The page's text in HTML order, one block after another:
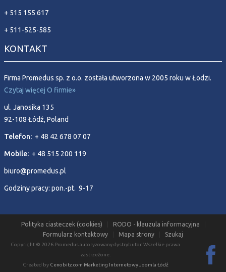
+ 515 155 617
+ 511-525-585
KONTAKT
Firma Promedus sp. z o.o. została utworzona w 2005 roku w Łodzi.
Czytaj więcej O firmie»
ul. Janosika 135
92-108 Łódź, Poland
Telefon: + 48 42 678 07 07
Mobile: + 48 515 200 119
biuro@promedus.pl
Godziny pracy: pon.-pt. 9-17
Polityka ciasteczek (cookies)
RODO - klauzula informacyjna
Formularz kontaktowy
Mapa strony Szukaj
Copyright © 2026 Promedus autoryzowany dystrybutor. Wszelkie prawa
zastrzeżone.
Created by Cenobitz.com Marketing Internetowy Joomla Łódź